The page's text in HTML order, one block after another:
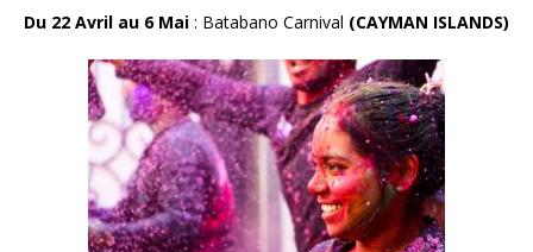
Du 22 Avril au 6 Mai : Batabano Carnival (CAYMAN ISLANDS)